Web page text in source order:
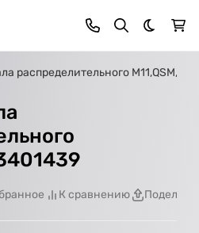
Темная
распределительного
К сравнению